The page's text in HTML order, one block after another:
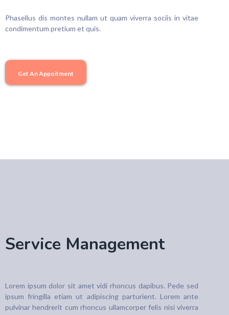
Phasellus dis montes nullam ut quam viverra sociis in vitae
condimentum pretium et quis.
Get An Appoitment
Service Management
Lorem ipsum dolor sit amet vidi rhoncus dapibus. Pede sed
ipsum fringilla etiam ut adipiscing parturient. Lorem ante
pulvinar hendrerit cum rhoncus ullamcorper felis nisi viverra